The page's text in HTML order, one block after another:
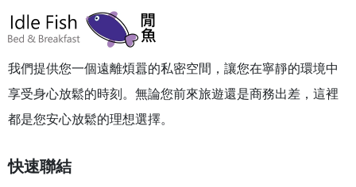
我們提供您一個遠離煩囂的私密空間，讓您在寧靜的環境中
享受身心放鬆的時刻。無論您前來旅遊還是商務出差，這裡
都是您安心放鬆的理想選擇。
快速聯結